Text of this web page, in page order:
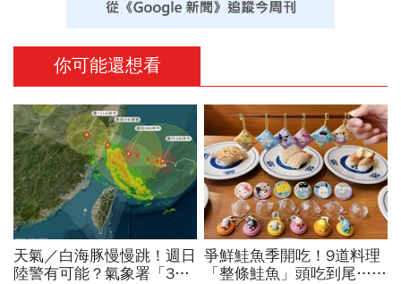
你可能還想看
天氣／白海豚慢慢跳！週日
陸警有可能？氣象署「3字
爭鮮鮭魚季開吃！9道料理
「整條鮭魚」頭吃到尾…藏